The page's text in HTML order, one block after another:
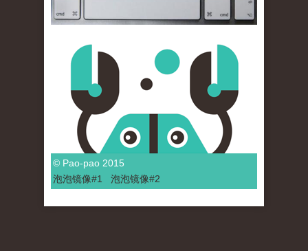
© Pao-pao 2015
泡泡镜像#1 泡泡镜像#2